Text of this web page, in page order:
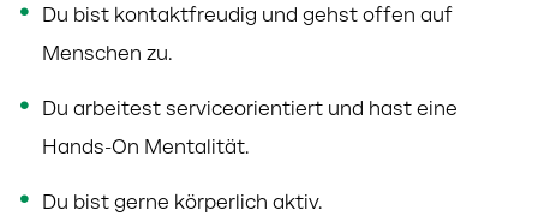
Du bist kontaktfreudig und gehst offen auf
Menschen zu.
Du arbeitest serviceorientiert und hast eine
Hands-On Mentalität.
Du bist gerne körperlich aktiv.